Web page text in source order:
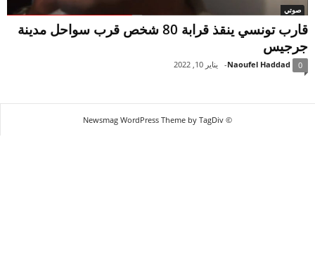
صوتي
قارب تونسي ينقذ قرابة 80 شخص قرب سواحل مدينة
جرجيس
Naoufel Haddad
- يناير 10, 2022 0
© Newsmag WordPress Theme by TagDiv